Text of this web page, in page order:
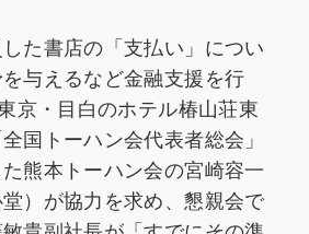
た書店の「支払い」につい
与えるなど金融支援を行
京・目白のホテル椿山荘東
国トーハン会代表者総会」
熊本トーハン会の宮崎容一
）が協力を求め、懇親会で